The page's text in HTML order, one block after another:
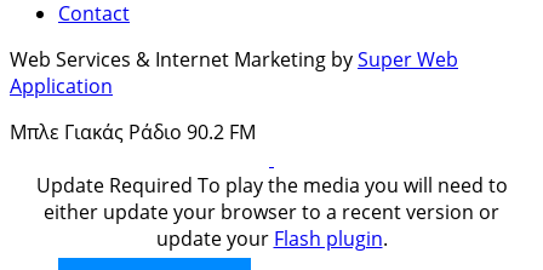
Contact
Web Services & Internet Marketing bySuper Web
Application
Μπλε Γιακάς Ράδιο 90.2 FM
Update Required To play the media you will need to
either update your browser to a recent version or
update your Flash plugin.